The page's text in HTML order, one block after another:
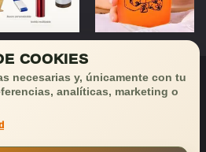
COOKIES
necesarias y, únicamente con tu
analíticas, marketing o